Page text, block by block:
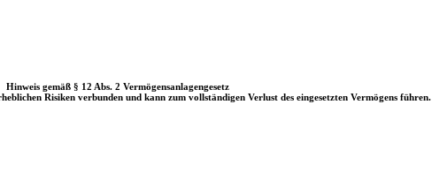
Hinweis gemäß § 12 Abs. 2 Vermögensanlagengesetz
Risiken verbunden und kann zum vollständigen Verlust des eingesetzten Vermögens führen.